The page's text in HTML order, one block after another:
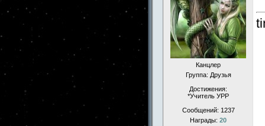
Канцлер
Группа: Друзья
Достижения:
*Учитель УРР
Сообщений: 1237
Награды: 20